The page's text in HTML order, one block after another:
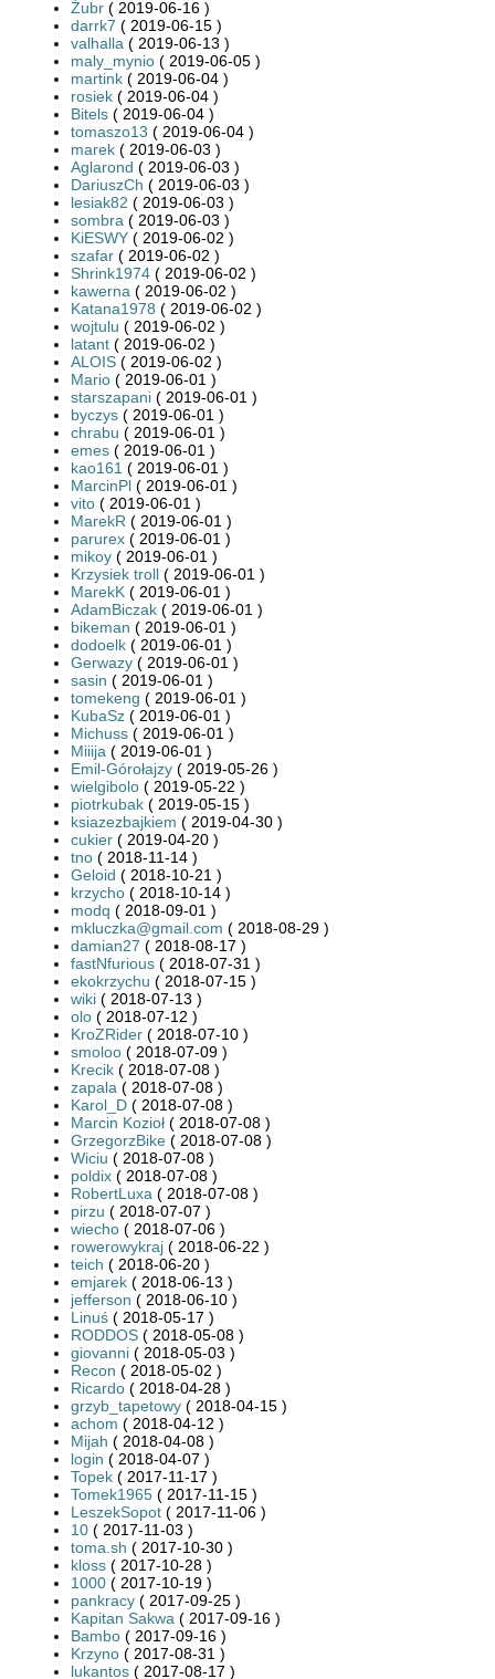
Żubr ( 2019-06-16 )
darrk7 ( 2019-06-15 )
valhalla ( 2019-06-13 )
maly_mynio ( 2019-06-05 )
martink ( 2019-06-04 )
rosiek ( 2019-06-04 )
Bitels ( 2019-06-04 )
tomaszo13 ( 2019-06-04 )
marek ( 2019-06-03 )
Aglarond ( 2019-06-03 )
DariuszCh ( 2019-06-03 )
lesiak82 ( 2019-06-03 )
sombra ( 2019-06-03 )
KiESWY ( 2019-06-02 )
szafar ( 2019-06-02 )
Shrink1974 ( 2019-06-02 )
kawerna ( 2019-06-02 )
Katana1978 ( 2019-06-02 )
wojtulu ( 2019-06-02 )
latant ( 2019-06-02 )
ALOIS ( 2019-06-02 )
Mario ( 2019-06-01 )
starszapani ( 2019-06-01 )
byczys ( 2019-06-01 )
chrabu ( 2019-06-01 )
emes ( 2019-06-01 )
kao161 ( 2019-06-01 )
MarcinPl ( 2019-06-01 )
vito ( 2019-06-01 )
MarekR ( 2019-06-01 )
parurex ( 2019-06-01 )
mikoy ( 2019-06-01 )
Krzysiek troll ( 2019-06-01 )
MarekK ( 2019-06-01 )
AdamBiczak ( 2019-06-01 )
bikeman ( 2019-06-01 )
dodoelk ( 2019-06-01 )
Gerwazy ( 2019-06-01 )
sasin ( 2019-06-01 )
tomekeng ( 2019-06-01 )
KubaSz ( 2019-06-01 )
Michuss ( 2019-06-01 )
Miiija ( 2019-06-01 )
Emil-Górołajzy ( 2019-05-26 )
wielgibolo ( 2019-05-22 )
piotrkubak ( 2019-05-15 )
ksiazezbajkiem ( 2019-04-30 )
cukier ( 2019-04-20 )
tno ( 2018-11-14 )
Geloid ( 2018-10-21 )
krzycho ( 2018-10-14 )
modq ( 2018-09-01 )
mkluczka@gmail.com ( 2018-08-29 )
damian27 ( 2018-08-17 )
fastNfurious ( 2018-07-31 )
ekokrzychu ( 2018-07-15 )
wiki ( 2018-07-13 )
olo ( 2018-07-12 )
KroZRider ( 2018-07-10 )
smoloo ( 2018-07-09 )
Krecik ( 2018-07-08 )
zapala ( 2018-07-08 )
Karol_D ( 2018-07-08 )
Marcin Kozioł ( 2018-07-08 )
GrzegorzBike ( 2018-07-08 )
Wiciu ( 2018-07-08 )
poldix ( 2018-07-08 )
RobertLuxa ( 2018-07-08 )
pirzu ( 2018-07-07 )
wiecho ( 2018-07-06 )
rowerowykraj ( 2018-06-22 )
teich ( 2018-06-20 )
emjarek ( 2018-06-13 )
jefferson ( 2018-06-10 )
Linuś ( 2018-05-17 )
RODDOS ( 2018-05-08 )
giovanni ( 2018-05-03 )
Recon ( 2018-05-02 )
Ricardo ( 2018-04-28 )
grzyb_tapetowy ( 2018-04-15 )
achom ( 2018-04-12 )
Mijah ( 2018-04-08 )
login ( 2018-04-07 )
Topek ( 2017-11-17 )
Tomek1965 ( 2017-11-15 )
LeszekSopot ( 2017-11-06 )
10 ( 2017-11-03 )
toma.sh ( 2017-10-30 )
kloss ( 2017-10-28 )
1000 ( 2017-10-19 )
pankracy ( 2017-09-25 )
Kapitan Sakwa ( 2017-09-16 )
Bambo ( 2017-09-16 )
Krzyno ( 2017-08-31 )
lukantos ( 2017-08-17 )